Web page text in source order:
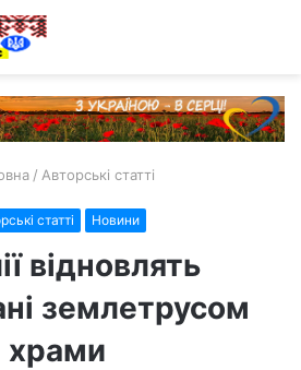
/ Авторські статті
статті Новини
відновлять
землетрусом
храми